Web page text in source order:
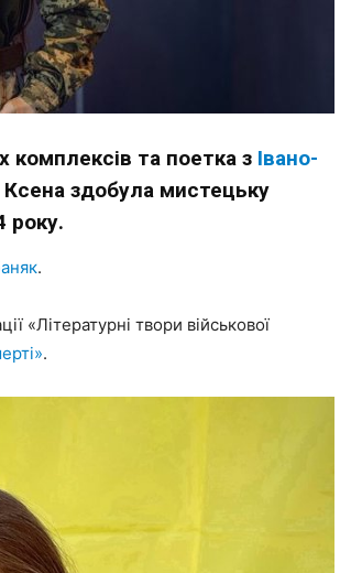
комплексів та поетка з Івано-
здобула мистецьку
року.
.
«Літературні твори військової
.